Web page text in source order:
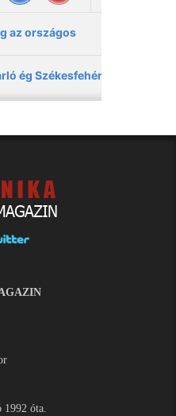
óta.